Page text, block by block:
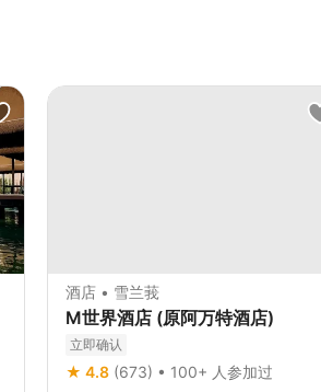
酒店 • 雪兰莪
M世界酒店 (原阿万特酒店)
立即确认
★ 4.8 (673) • 100+ 人参加过